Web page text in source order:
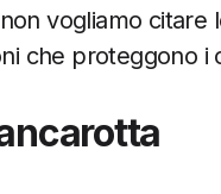
vogliamo citare
che proteggono